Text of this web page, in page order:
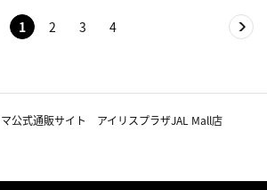
1 2 3 4
公式通販サイト アイリスプラザJAL Mall店